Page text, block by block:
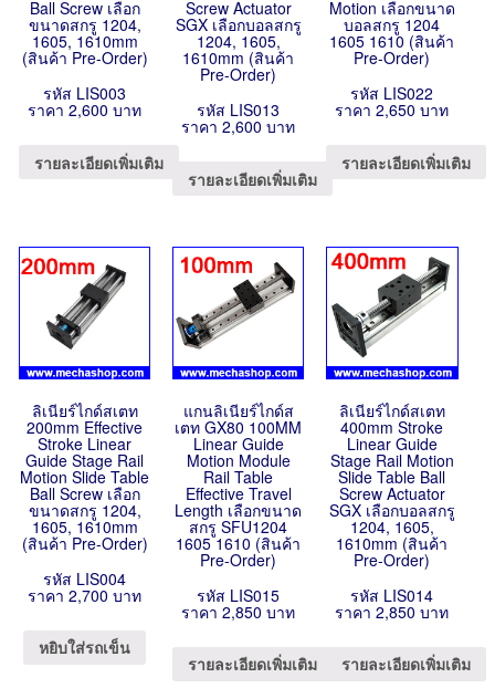
Ball Screw เลือก
ขนาดสกรู 1204,
1605, 1610mm
(สินค้า Pre-Order)
รหัส LIS003
ราคา 2,600 บาท
รายละเอียดเพิ่มเติม
Screw Actuator
SGX เลือกบอลสกรู
1204, 1605,
1610mm (สินค้า
Pre-Order)
รหัส LIS013
ราคา 2,600 บาท
รายละเอียดเพิ่มเติม
Motion เลือกขนาด
บอลสกรู 1204
1605 1610 (สินค้า
Pre-Order)
รหัส LIS022
ราคา 2,650 บาท
รายละเอียดเพิ่มเติม
ลิเนียร์ไกด์สเตท
200mm Effective
Stroke Linear
Guide Stage Rail
Motion Slide Table
Ball Screw เลือก
ขนาดสกรู 1204,
1605, 1610mm
(สินค้า Pre-Order)
รหัส LIS004
ราคา 2,700 บาท
หยิบใส่รถเข็น
แกนลิเนียร์ไกด์ส
เตท GX80 100MM
Linear Guide
Motion Module
Rail Table
Effective Travel
Length เลือกขนาด
สกรู SFU1204
1605 1610 (สินค้า
Pre-Order)
รหัส LIS015
ราคา 2,850 บาท
รายละเอียดเพิ่มเติม
ลิเนียร์ไกด์สเตท
400mm Stroke
Linear Guide
Stage Rail Motion
Slide Table Ball
Screw Actuator
SGX เลือกบอลสกรู
1204, 1605,
1610mm (สินค้า
Pre-Order)
รหัส LIS014
ราคา 2,850 บาท
รายละเอียดเพิ่มเติม